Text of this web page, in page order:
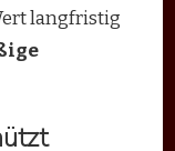
langfristig